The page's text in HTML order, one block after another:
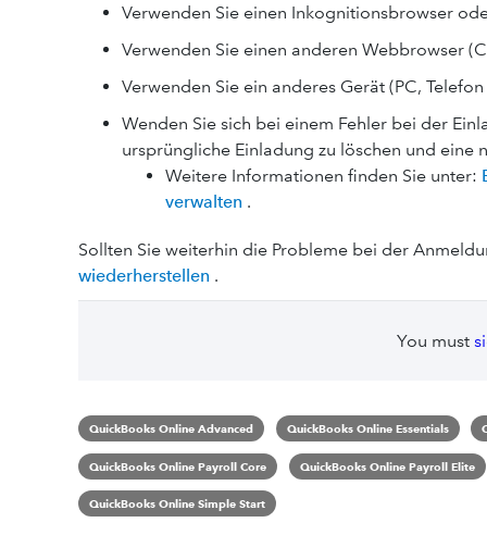
Verwenden Sie einen Inkognitionsbrowser
Verwenden Sie einen anderen Webbrowser
Verwenden Sie ein anderes Gerät (PC,
Wenden Sie sich bei einem Fehler bei der
ursprüngliche Einladung zu löschen und eine
Weitere Informationen finden Sie unter:
verwalten .
Sollten Sie weiterhin die Probleme bei der
wiederherstellen .
You must
QuickBooks Online Advanced QuickBooks Online Essentials
QuickBooks Online Payroll Core QuickBooks Online Payroll Elite
QuickBooks Online Simple Start